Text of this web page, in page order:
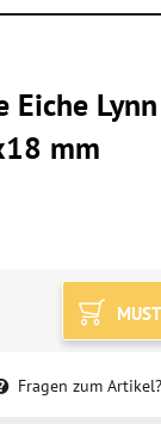
Eiche
mm
Fragen zum Artikel?